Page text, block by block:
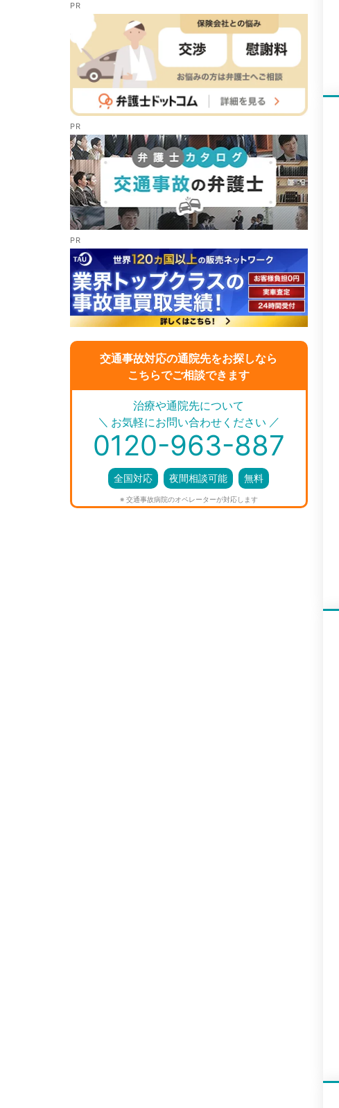
交通事故対応の通院先をお探しなら
こちらでご相談できます
＼ ／
治療や通院先について
お気軽にお問い合わせください
0120-963-887
全国対応 夜間相談可能 無料
※ 交通事故病院のオペレーターが対応します